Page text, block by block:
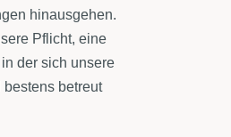
hinausgehen.
Pflicht, eine
der sich unsere
bestens betreut